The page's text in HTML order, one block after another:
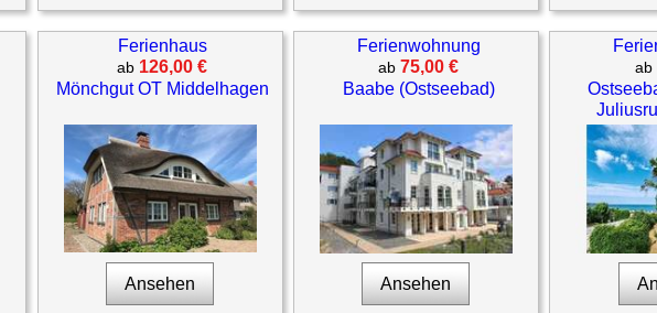
Ferienhaus
ab 126,00 €
Mönchgut OT Middelhagen
Ansehen
Ferienwohnung
ab75,00 €
Baabe (Ostseebad)
Ansehen
ab